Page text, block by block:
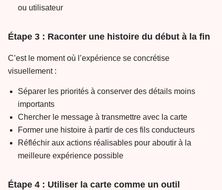
ou utilisateur
Étape 3 : Raconter une histoire du début à la fin
C’est le moment où l’expérience se concrétise
visuellement :
Séparer les priorités à conserver des détails moins
importants
Chercher le message à transmettre avec la carte
Former une histoire à partir de ces fils conducteurs
Réfléchir aux actions réalisables pour aboutir à la
meilleure expérience possible
Étape 4 : Utiliser la carte comme un outil